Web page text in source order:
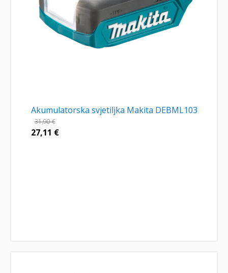
Akumulatorska svjetiljka Makita DEBML103
31,90€
27,11 €